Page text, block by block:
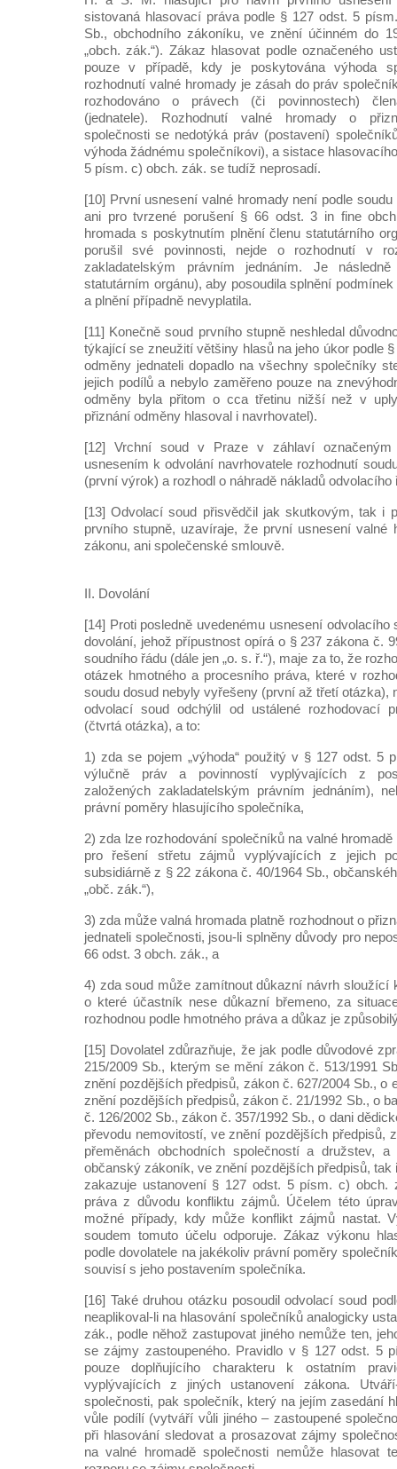
sistovaná hlasovací práva podle § 127 odst. 5
Sb., obchodního zákoníku, ve znění účinném do
„obch. zák.“). Zákaz hlasovat podle označeného
pouze v případě, kdy je poskytována výhoda
rozhodnutí valné hromady je zásah do práv
rozhodováno o právech (či povinnostech)
(jednatele). Rozhodnutí valné hromady o
společnosti se nedotýká práv (postavení)
výhoda žádnému společníkovi), a sistace
5 písm. c) obch. zák. se tudíž neprosadí.
[10] První usnesení valné hromady není podle
ani pro tvrzené porušení § 66 odst. 3 in fine
hromada s poskytnutím plnění členu statutárního
porušil své povinnosti, nejde o rozhodnutí v
zakladatelským právním jednáním. Je
statutárním orgánu), aby posoudila splnění
a plnění případně nevyplatila.
[11] Konečně soud prvního stupně neshledal
týkající se zneužití většiny hlasů na jeho úkor podle
odměny jednateli dopadlo na všechny společníky
jejich podílů a nebylo zaměřeno pouze na
odměny byla přitom o cca třetinu nižší než v
přiznání odměny hlasoval i navrhovatel).
[12] Vrchní soud v Praze v záhlaví
usnesením k odvolání navrhovatele rozhodnutí
(první výrok) a rozhodl o náhradě nákladů
[13] Odvolací soud přisvědčil jak skutkovým, tak i
prvního stupně, uzavíraje, že první usnesení valné
zákonu, ani společenské smlouvě.
II. Dovolání
[14] Proti posledně uvedenému usnesení odvolacího
dovolání, jehož přípustnost opírá o § 237 zákona č.
soudního řádu (dále jen „o. s. ř.“), maje za to, že
otázek hmotného a procesního práva, které v
soudu dosud nebyly vyřešeny (první až třetí otázka),
odvolací soud odchýlil od ustálené rozhodovací
(čtvrtá otázka), a to:
1) zda se pojem „výhoda“ použitý v § 127 odst. 5
výlučně práv a povinností vyplývajících z
založených zakladatelským právním jednáním),
právní poměry hlasujícího společníka,
2) zda lze rozhodování společníků na valné hromadě
pro řešení střetu zájmů vyplývajících z jejich
subsidiárně z § 22 zákona č. 40/1964 Sb.,
„obč. zák.“),
3) zda může valná hromada platně rozhodnout o
jednateli společnosti, jsou-li splněny důvody pro
66 odst. 3 obch. zák., a
4) zda soud může zamítnout důkazní návrh sloužící
o které účastník nese důkazní břemeno, za
rozhodnou podle hmotného práva a důkaz je
[15] Dovolatel zdůrazňuje, že jak podle důvodové
215/2009 Sb., kterým se mění zákon č. 513/1991
znění pozdějších předpisů, zákon č. 627/2004 Sb., o
znění pozdějších předpisů, zákon č. 21/1992 Sb., o
č. 126/2002 Sb., zákon č. 357/1992 Sb., o dani
převodu nemovitostí, ve znění pozdějších předpisů,
přeměnách obchodních společností a družstev,
občanský zákoník, ve znění pozdějších předpisů, tak
zakazuje ustanovení § 127 odst. 5 písm. c) obch.
práva z důvodu konfliktu zájmů. Účelem této
možné případy, kdy může konflikt zájmů nastat.
soudem tomuto účelu odporuje. Zákaz výkonu
podle dovolatele na jakékoliv právní poměry
souvisí s jeho postavením společníka.
[16] Také druhou otázku posoudil odvolací soud
neaplikoval-li na hlasování společníků analogicky
zák., podle něhož zastupovat jiného nemůže ten,
se zájmy zastoupeného. Pravidlo v § 127 odst. 5
pouze doplňujícího charakteru k ostatním
vyplývajících z jiných ustanovení zákona.
společnosti, pak společník, který na jejím zasedání
vůle podílí (vytváří vůli jiného – zastoupené
při hlasování sledovat a prosazovat zájmy
na valné hromadě společnosti nemůže hlasovat